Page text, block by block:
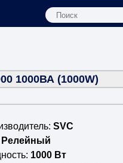
1000ВА (1000W)
SVC
Релейный
1000 Вт